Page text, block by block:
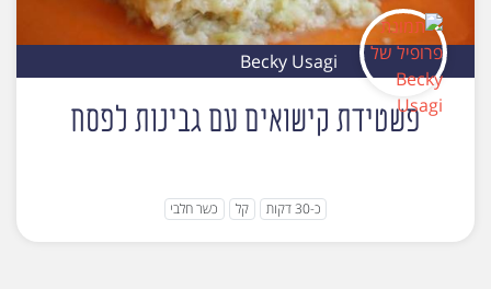
Becky Usagi
פשטידת קישואים עם גבינות לפסח
כ-30 דקות קל כשר חלבי